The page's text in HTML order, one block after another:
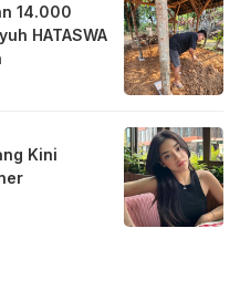
14.000
HATASWA
Kini